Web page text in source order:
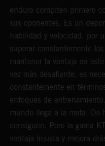
enduro compiten primero
sus oponentes. Es un
habilidad y velocidad, por
superar constantemente
mantener la ventaja en
vez más desafiante, es
constantemente en
enfoques de
mundo llega a la meta. De
consiguen. Pero la gama
ventaja injusta y mejora